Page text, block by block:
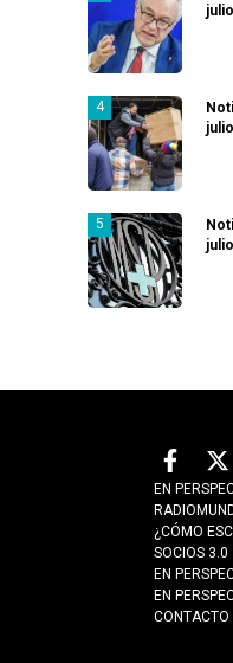
EN
¿CÓMO
SOCIOS 3.0
EN
EN
CONTACTO